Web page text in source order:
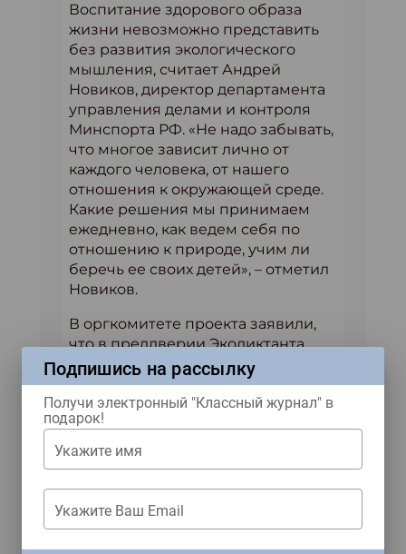
Воспитание здорового образа
жизни невозможно представить
без развития экологического
мышления, считает Андрей
Новиков, директор департамента
управления делами и контроля
Минспорта РФ. «Не надо забывать,
что многое зависит лично от
каждого человека, от нашего
отношения к окружающей среде.
Какие решения мы принимаем
ежедневно, как ведем себя по
отношению к природе, учим ли
беречь ее своих детей», – отметил
Новиков.
В оргкомитете проекта заявили,
что в преддверии Экодиктанта
будут проведены творческие
конкурсы по нескольким
направлениям. Конкурс на лучшие
экологические видеоуроки,
которые будут размещены на
лучшие вопросы для участников
Подпишись на рассылку
Получи электронный "Классный журнал" в
подарок!
Укажите имя
Укажите Ваш Email